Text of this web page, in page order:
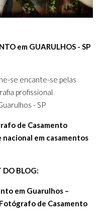
em GUARULHOS - SP
se encante-se pelas
profissional
- SP
de Casamento
em casamentos
DO BLOG:
em Guarulhos –
de Casamento